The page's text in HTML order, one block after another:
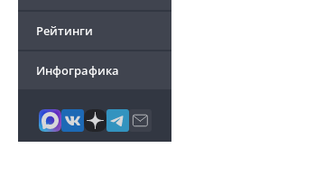
Рейтинги
Инфографика